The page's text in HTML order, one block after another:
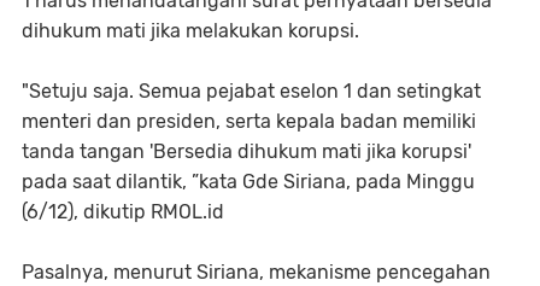
dihukum mati jika melakukan korupsi.
"Setuju saja. Semua pejabat eselon 1 dan setingkat
menteri dan presiden, serta kepala badan memiliki
tanda tangan 'Bersedia dihukum mati jika korupsi'
pada saat dilantik, ”kata Gde Siriana, pada Minggu
(6/12), dikutip RMOL.id
Pasalnya, menurut Siriana, mekanisme pencegahan